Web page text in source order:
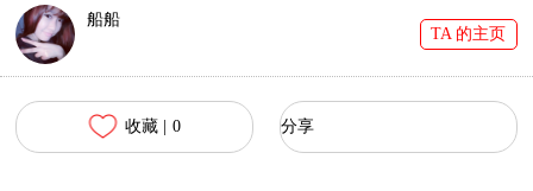
船船
TA 的主页
收藏 | 0 分享